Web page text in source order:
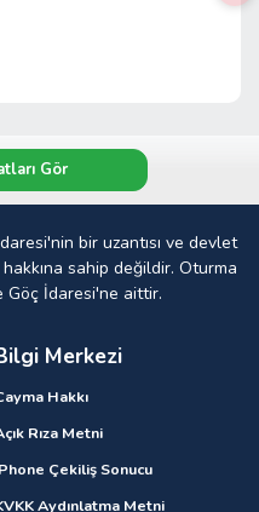
Gör
bir uzantısı ve devlet
sahip değildir. Oturma
Göç İdaresi'ne aittir.
Merkezi
Hakkı
Rıza Metni
Çekiliş Sonucu
Aydınlatma Metni